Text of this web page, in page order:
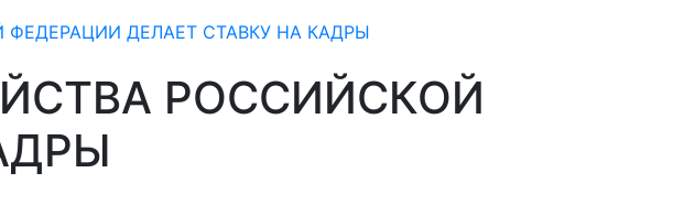
ДЕЛАЕТ СТАВКУ НА КАДРЫ
РОССИЙСКОЙ